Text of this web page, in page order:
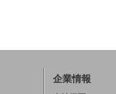
企業情報